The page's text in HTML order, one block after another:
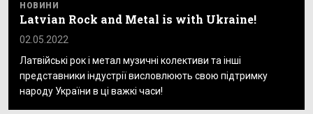
НОВИНИ
Latvian Rock and Metal is with Ukraine!
02.05.2022
Латвійські рок і метал музичні колективи та інші
представники індустрії висловлюють свою підтримку
народу України в ці важкі часи!